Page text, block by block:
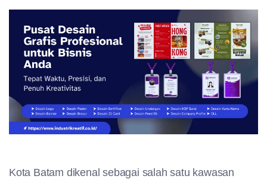
Kota Batam dikenal sebagai salah satu kawasan